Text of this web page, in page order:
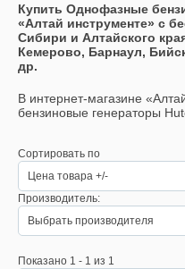
Купить Однофазные
«Алтай инструменте» с
Сибири и Алтайского
Кемерово, Барнаул,
др.
В интернет-магазине
бензиновые генераторы
Сортировать по
Цена товара +/-
Производитель:
Выбрать производителя
Показано 1 - 1 из 1